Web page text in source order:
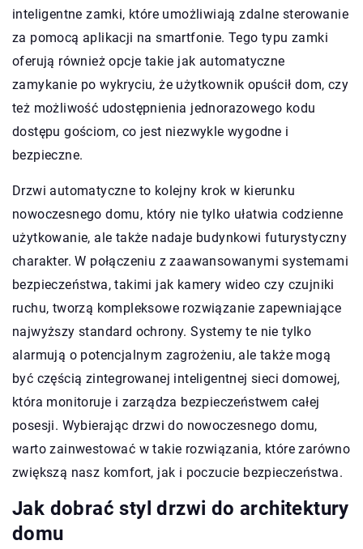
inteligentne zamki, które umożliwiają zdalne sterowanie
za pomocą aplikacji na smartfonie. Tego typu zamki
oferują również opcje takie jak automatyczne
zamykanie po wykryciu, że użytkownik opuścił dom, czy
też możliwość udostępnienia jednorazowego kodu
dostępu gościom, co jest niezwykle wygodne i
bezpieczne.
Drzwi automatyczne to kolejny krok w kierunku
nowoczesnego domu, który nie tylko ułatwia codzienne
użytkowanie, ale także nadaje budynkowi futurystyczny
charakter. W połączeniu z zaawansowanymi systemami
bezpieczeństwa, takimi jak kamery wideo czy czujniki
ruchu, tworzą kompleksowe rozwiązanie zapewniające
najwyższy standard ochrony. Systemy te nie tylko
alarmują o potencjalnym zagrożeniu, ale także mogą
być częścią zintegrowanej inteligentnej sieci domowej,
która monitoruje i zarządza bezpieczeństwem całej
posesji. Wybierając drzwi do nowoczesnego domu,
warto zainwestować w takie rozwiązania, które zarówno
zwiększą nasz komfort, jak i poczucie bezpieczeństwa.
Jak dobrać styl drzwi do architektury
domu